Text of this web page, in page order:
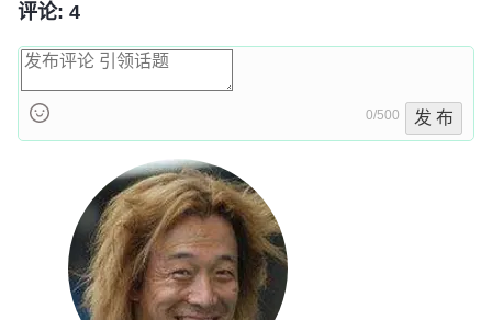
评论: 4
0/500 发 布